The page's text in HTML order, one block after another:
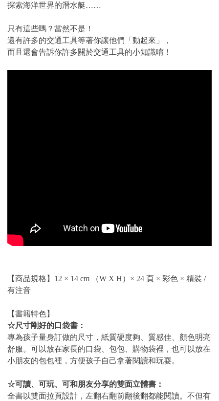
探索海洋世界的潛水艇……
只有這些嗎？當然不是！
還有許多的交通工具等著你讓他們「動起來」，
而且還會告訴你許多關於交通工具的小知識唷！
【商品規格】12 × 14 cm （W X H）× 24 頁 × 彩色 × 精裝 /
有注音
【書籍特色】
☆尺寸剛好的口袋書：
專為孩子量身訂做的尺寸，紙質硬度夠、質感佳、顏色明亮
舒服。可以放在家長的口袋、包包、購物袋裡，也可以放在
小朋友的包包裡，方便孩子自己拿著閱讀和玩耍。
☆可讀、可玩、可和朋友分享的雙面立體書：
全書以雙面拉頁設計，左翻右翻前翻後翻都能閱讀。不但有